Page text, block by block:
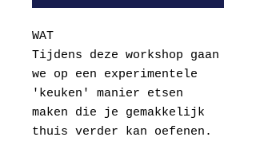
WAT
Tijdens deze workshop gaan
we op een experimentele
'keuken' manier etsen
maken die je gemakkelijk
thuis verder kan oefenen.